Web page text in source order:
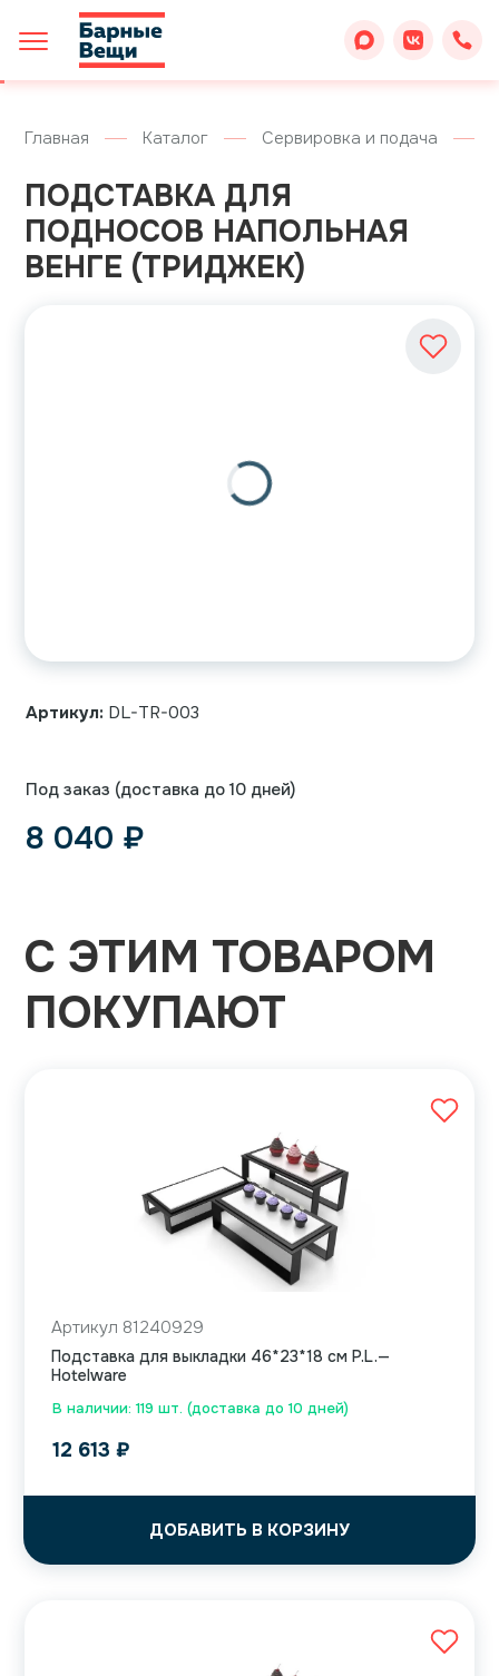
Главная Каталог Сервировка и подача
ПОДСТАВКА ДЛЯ
ПОДНОСОВ НАПОЛЬНАЯ
ВЕНГЕ (ТРИДЖЕК)
Артикул: DL-TR-003
Под заказ (доставка до 10 дней)
8 040 ₽
С ЭТИМ ТОВАРОМ
ПОКУПАЮТ
В наличии: 119 шт. (доставка до 10 дней)
Артикул 81240929
Подставка для выкладки 46*23*18 см P.L.—
Hotelware
12 613 ₽
ДОБАВИТЬ В КОРЗИНУ